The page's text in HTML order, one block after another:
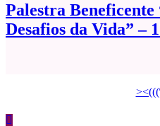
Palestra Beneficente
Desafios da Vida” –